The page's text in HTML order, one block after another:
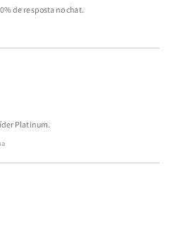
de resposta no chat.
Platinum.